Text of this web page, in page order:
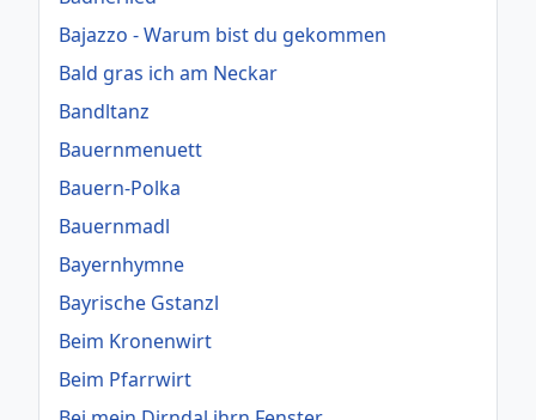
Bajazzo - Warum bist du gekommen
Bald gras ich am Neckar
Bandltanz
Bauernmenuett
Bauern-Polka
Bauernmadl
Bayernhymne
Bayrische Gstanzl
Beim Kronenwirt
Beim Pfarrwirt